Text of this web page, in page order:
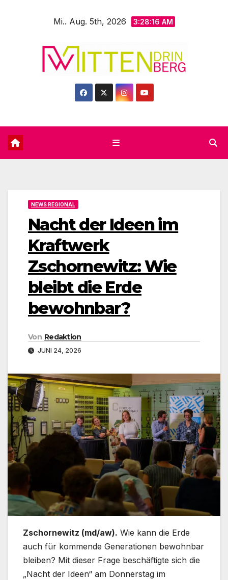
Mi.. Aug. 5th, 2026 3:28:18 AM
NEWS REGIONAL
Nacht der Ideen im
Kraftwerk
Zschornewitz: Wie
bleibt die Erde
bewohnbar?
Von Redaktion
JUNI 24, 2026
Zschornewitz (md/aw). Wie kann die Erde
auch für kommende Generationen bewohnbar
bleiben? Mit dieser Frage beschäftigte sich die
„Nacht der Ideen“ am Donnerstag im